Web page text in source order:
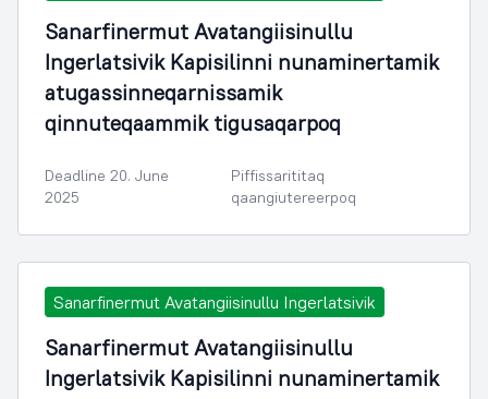
Sanarfinermut Avatangiisinullu
Ingerlatsivik Kapisilinni nunaminertamik
atugassinneqarnissamik
qinnuteqaammik tigusaqarpoq
Deadline 20. June
2025
Piffissarititaq
qaangiutereerpoq
Sanarfinermut Avatangiisinullu Ingerlatsivik
Sanarfinermut Avatangiisinullu
Ingerlatsivik Kapisilinni nunaminertamik